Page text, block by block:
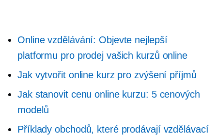
Online vzdělávání: Objevte nejlepší
platformu pro prodej vašich kurzů online
Jak vytvořit online kurz pro zvýšení příjmů
Jak stanovit cenu online kurzu: 5 cenových
modelů
Příklady obchodů, které prodávají vzdělávací